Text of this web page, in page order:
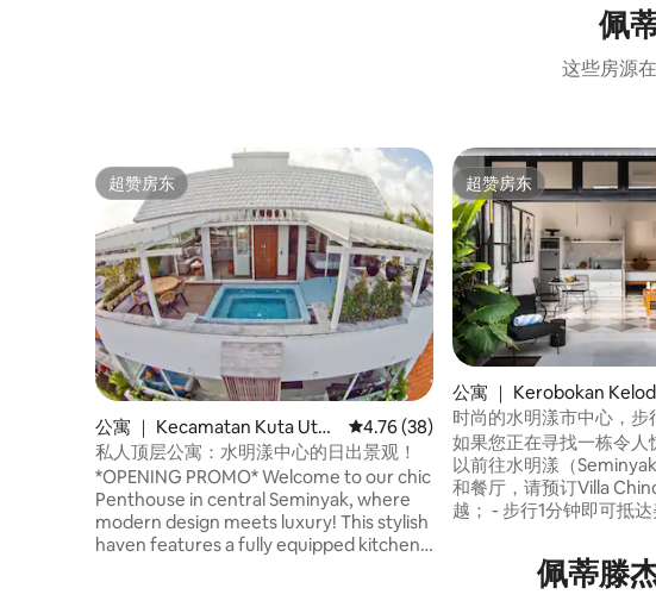
佩
这些房源
超赞房东
超赞房东
公寓 ｜ Kecamatan Kuta Utar
a
平均评分 4.76 分（满分 5 分），共 38
4.76 (38)
私人顶层公寓：水明漾中心的日出景观！
*OPENING PROMO* Welcome to our chic
Penthouse in central Seminyak, where
modern design meets luxury! This stylish
haven features a fully equipped kitchen
超赞房东
超赞房东
公寓 ｜ Kerobokan
ec. Kuta Utara,
adung
时尚的水明漾市中心，步
Sistefields
如果您正在寻找一栋令人
以前往水明漾（
和餐厅，请预订Villa Chino。 地理位
越； - 步行1分钟即可抵
Revolver Espresso Cafe
水明漾村购物中心 -步行
佩蒂滕